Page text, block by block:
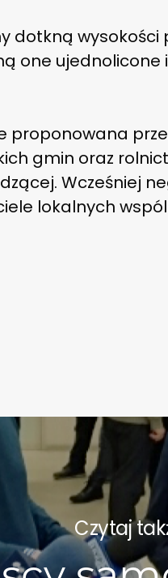
dotkną wysokości
one ujednolicone
proponowana
gmin oraz
Wcześniej
lokalnych
Czytaj